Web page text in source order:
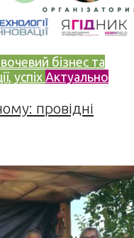
бізнес та
успіх Актуально
провідні